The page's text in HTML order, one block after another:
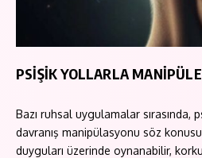
PSİŞİK YOLLARLA
Bazı ruhsal uygulamalar sırasında,
davranış manipülasyonu söz
duyguları üzerinde oynanabilir,